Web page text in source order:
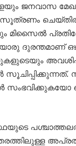
ജനവാസ
മിസൈൽ
ദുരന്തമാണ്
സൂചിപ്പിക്കുന്നത്.